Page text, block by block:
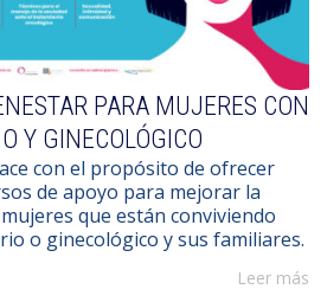
PARA MUJERES CON
Y GINECOLÓGICO
con el propósito de ofrecer
de apoyo para mejorar la
que están conviviendo
o ginecológico y sus familiares.
Leer más